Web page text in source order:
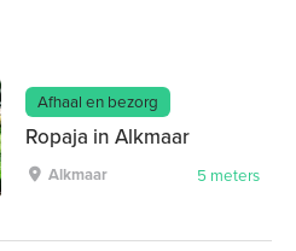
Afhaal en bezorg
Ropaja in Alkmaar
Alkmaar 5 meters